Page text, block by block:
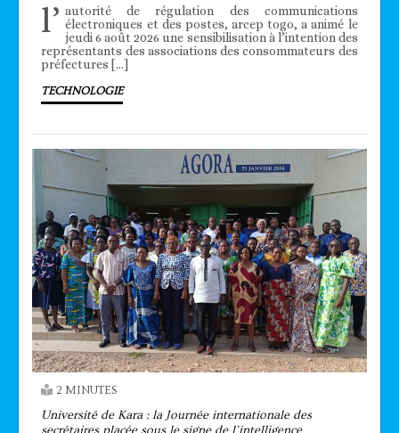
l’ autorité de régulation des communications
électroniques et des postes, arcep togo, a animé le
jeudi 6 août 2026 une sensibilisation à l’intention des
représentants des associations des consommateurs des
préfectures […]
TECHNOLOGIE
2 MINUTES
Université de Kara : la Journée internationale des
secrétaires placée sous le signe de l’intelligence